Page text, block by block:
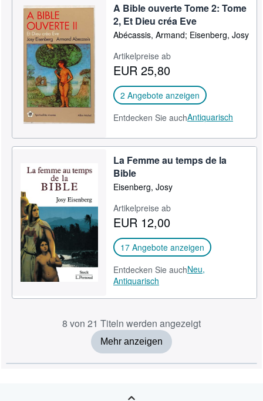
A Bible ouverte Tome 2: Tome
2, Et Dieu créa Eve
Abécassis, Armand; Eisenberg, Josy
Artikelpreise ab
EUR 25,80
2 Angebote anzeigen
Entdecken Sie auchAntiquarisch
La Femme au temps de la
Bible
Eisenberg, Josy
Artikelpreise ab
EUR 12,00
17 Angebote anzeigen
Entdecken Sie auchNeu,
Antiquarisch
8 von 21 Titeln werden angezeigt
Mehr anzeigen